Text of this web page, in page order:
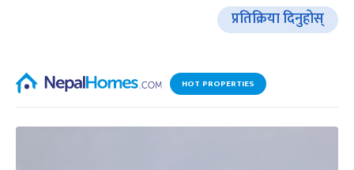
प्रतिक्रिया दिनुहोस्
HOT PROPERTIES